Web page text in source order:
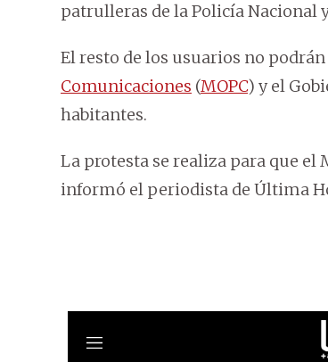
patrulleras de la Policía Nacional
El resto de los usuarios no
Comunicaciones (MOPC) y el
habitantes.
La protesta se realiza para que el
informó el periodista de Última